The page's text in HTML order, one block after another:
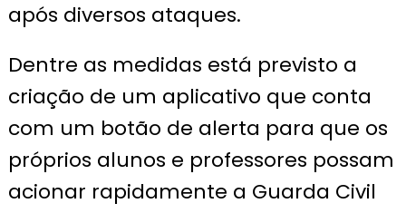
após diversos ataques.
Dentre as medidas está previsto a
criação de um aplicativo que conta
com um botão de alerta para que os
próprios alunos e professores possam
acionar rapidamente a Guarda Civil